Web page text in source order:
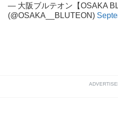
— 大阪ブルテオン【OSAKA
(@OSAKA__BLUTEON)